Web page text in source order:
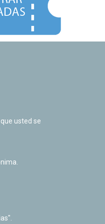
Política de cookies
pública
usted se